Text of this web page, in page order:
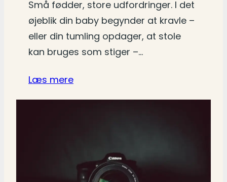
Små fødder, store udfordringer. I det
øjeblik din baby begynder at kravle –
eller din tumling opdager, at stole
kan bruges som stiger –…
Læs mere